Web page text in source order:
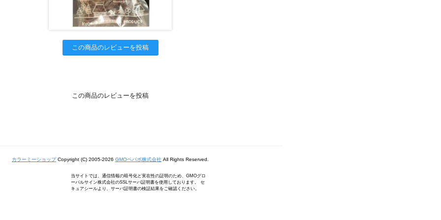
この商品のレビューを投稿
この商品のレビューを投稿
カラーミーショップCopyright (C) 2005-2026 GMOペパボ株式会社 All Rights Reserved.
当サイトでは、通信情報の暗号化と実在性の証明のため、GMOグロ
ーバルサイン株式会社のSSLサーバ証明書を使用しております。 セ
キュアシールより、サーバ証明書の検証結果をご確認ください。